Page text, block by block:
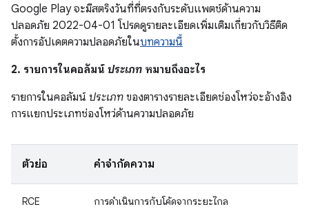
Google Play จะมีสตริงวันที่ที่ตรงกับระดับแพตช์ด้านความ
ปลอดภัย 2022-04-01 โปรดดูรายละเอียดเพิ่มเติมเกี่ยวกับวิธีติด
ตั้งการอัปเดตความปลอดภัยในบทความนี้
2. รายการในคอลัมน์ ประเภท หมายถึงอะไร
รายการในคอลัมน์ ประเภท ของตารางรายละเอียดช่องโหว่จะอ้างอิง
การแยกประเภทช่องโหว่ด้านความปลอดภัย
ตัวย่อ คำจำกัดความ
RCE การดำเนินการกับโค้ดจากระยะไกล